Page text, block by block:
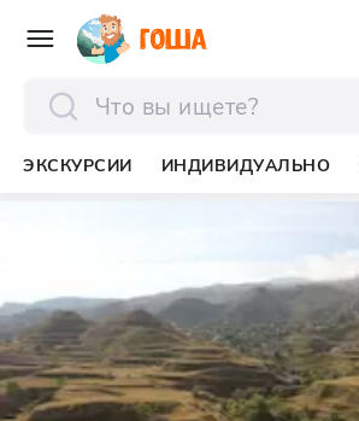
ЭКСКУРСИИ ИНДИВИДУАЛЬНО